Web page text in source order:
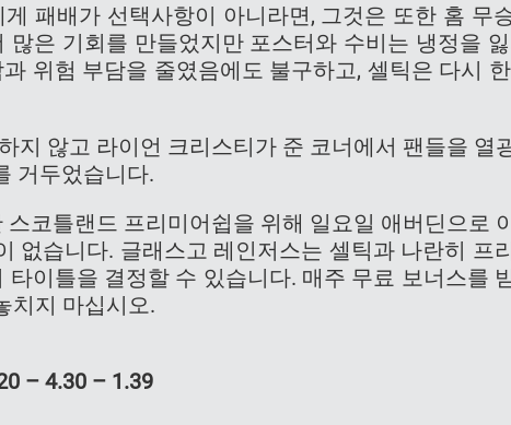
패배가 선택사항이 아니라면, 그것은 또한 홈 무
많은 기회를 만들었지만 포스터와 수비는 냉정을
위험 부담을 줄였음에도 불구하고, 셀틱은 다시
지 않고 라이언 크리스티가 준 코너에서 팬들을 열
거두었습니다.
스코틀랜드 프리미어쉽을 위해 일요일 애버딘으로
없습니다. 글래스고 레인저스는 셀틱과 나란히 프
타이틀을 결정할 수 있습니다. 매주 무료 보너스를
치지 마십시오.
– 4.30 – 1.39